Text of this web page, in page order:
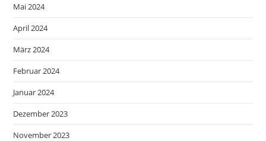
Mai 2024
April 2024
März 2024
Februar 2024
Januar 2024
Dezember 2023
November 2023